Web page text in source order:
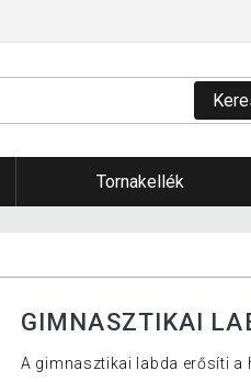
Tornakellék
GIMNASZTIKAI
A gimnasztikai labda erősíti a